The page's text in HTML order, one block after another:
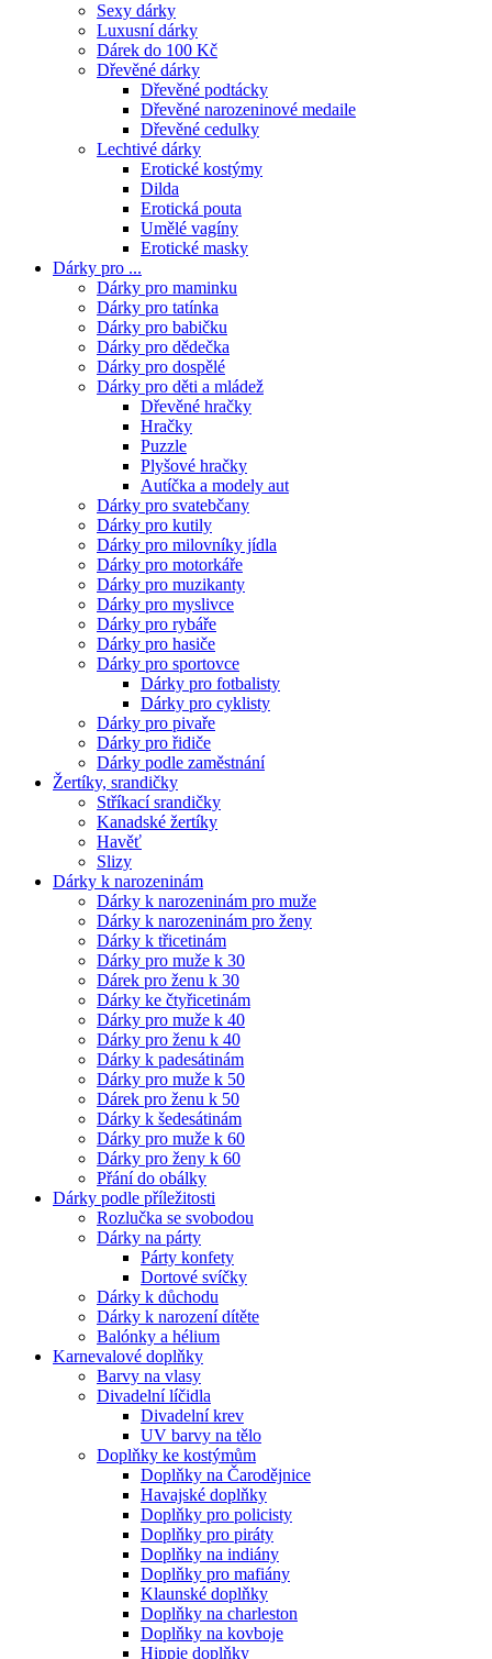
Sexy dárky
Luxusní dárky
Dárek do 100 Kč
Dřevěné dárky
Dřevěné podtácky
Dřevěné narozeninové medaile
Dřevěné cedulky
Lechtivé dárky
Erotické kostýmy
Dilda
Erotická pouta
Umělé vagíny
Erotické masky
Dárky pro ...
Dárky pro maminku
Dárky pro tatínka
Dárky pro babičku
Dárky pro dědečka
Dárky pro dospělé
Dárky pro děti a mládež
Dřevěné hračky
Hračky
Puzzle
Plyšové hračky
Autíčka a modely aut
Dárky pro svatebčany
Dárky pro kutily
Dárky pro milovníky jídla
Dárky pro motorkáře
Dárky pro muzikanty
Dárky pro myslivce
Dárky pro rybáře
Dárky pro hasiče
Dárky pro sportovce
Dárky pro fotbalisty
Dárky pro cyklisty
Dárky pro pivaře
Dárky pro řidiče
Dárky podle zaměstnání
Žertíky, srandičky
Stříkací srandičky
Kanadské žertíky
Havěť
Slizy
Dárky k narozeninám
Dárky k narozeninám pro muže
Dárky k narozeninám pro ženy
Dárky k třicetinám
Dárky pro muže k 30
Dárek pro ženu k 30
Dárky ke čtyřicetinám
Dárky pro muže k 40
Dárky pro ženu k 40
Dárky k padesátinám
Dárky pro muže k 50
Dárek pro ženu k 50
Dárky k šedesátinám
Dárky pro muže k 60
Dárky pro ženy k 60
Přání do obálky
Dárky podle příležitosti
Rozlučka se svobodou
Dárky na párty
Párty konfety
Dortové svíčky
Dárky k důchodu
Dárky k narození dítěte
Balónky a hélium
Karnevalové doplňky
Barvy na vlasy
Divadelní líčidla
Divadelní krev
UV barvy na tělo
Doplňky ke kostýmům
Doplňky na Čarodějnice
Havajské doplňky
Doplňky pro policisty
Doplňky pro piráty
Doplňky na indiány
Doplňky pro mafiány
Klaunské doplňky
Doplňky na charleston
Doplňky na kovboje
Hippie doplňky